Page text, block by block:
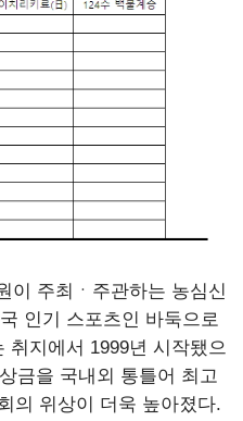
이 주최ㆍ주관하는 농심신
인기 스포츠인 바둑으로
취지에서 1999년 시작됐으
금을 국내외 통틀어 최고
의 위상이 더욱 높아졌다.